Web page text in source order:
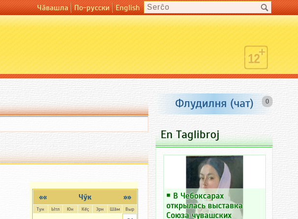
Чӑвашла По-русски English
»»
«« Чӳк
Тун Ытл Юн Кĕç Эрн Шăм Выр
0
Флудилня (чат)
En Taglibroj
￭ В Чебоксарах
открылась выставка
Союза чувашских